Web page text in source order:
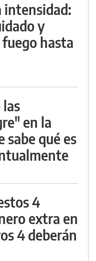
intensidad:
y
hasta
en la
sabe qué es
4
extra en
4 deberán